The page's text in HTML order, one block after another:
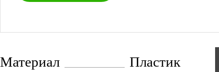
Материал
Пластик